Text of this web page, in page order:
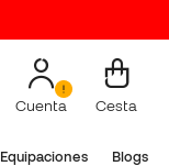
Cuenta Cesta
Equipaciones Blogs